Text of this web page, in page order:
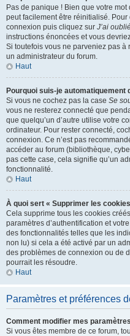
Pas de panique ! Bien que votre
peut facilement être réinitialisé.
connexion puis cliquez sur J’ai
instructions énoncées et vous
Si toutefois vous ne parveniez pas
un administrateur du forum.
Haut
Pourquoi suis-je automatiquement
Si vous ne cochez pas la case Se
vous ne resterez connecté que
que quelqu’un d’autre utilise votre
ordinateur. Pour rester connecté,
connexion. Ce n’est pas
accéder au forum (bibliothèque,
pas cette case, cela signifie qu’un
fonctionnalité.
Haut
À quoi sert « Supprimer les
Cela supprime tous les cookies
paramètres d’authentification et
des fonctionnalités telles que les
non lu) si cela a été activé par un
des problèmes de connexion ou de
pourrait les résoudre.
Haut
Paramètres et préférences
Comment modifier mes
Si vous êtes membre de ce forum,